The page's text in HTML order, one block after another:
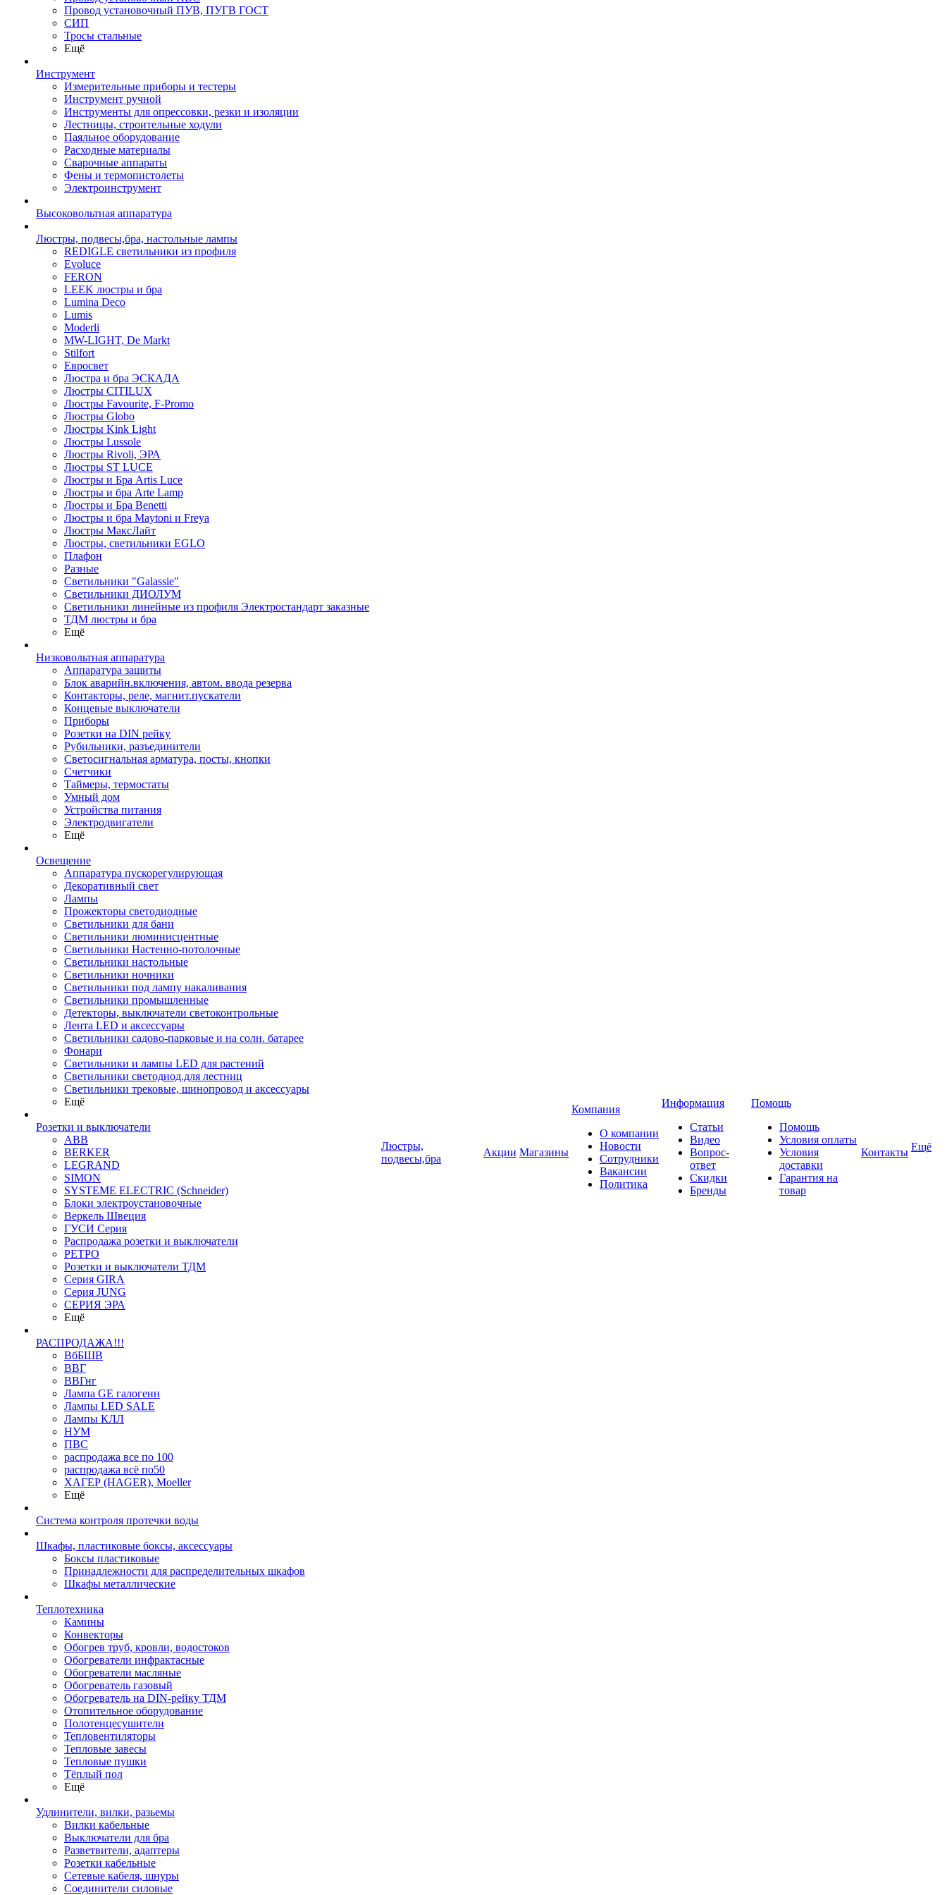
Провод установочный ПУВ, ПУГВ ГОСТ
СИП
Тросы стальные
Ещё
Инструмент
Измерительные приборы и тестеры
Инструмент ручной
Инструменты для опрессовки, резки и изоляции
Лестницы, строительные ходули
Паяльное оборудование
Расходные материалы
Сварочные аппараты
Фены и термопистолеты
Электроинструмент
Высоковольтная аппаратура
Люстры, подвесы,бра, настольные лампы
REDIGLE светильники из профиля
Evoluce
FERON
LEEK люстры и бра
Lumina Deco
Lumis
Moderli
MW-LIGHT, De Markt
Stilfort
Евросвет
Люстра и бра ЭСКАДА
Люстры CITILUX
Люстры Favourite, F-Promo
Люстры Globo
Люстры Kink Light
Люстры Lussole
Люстры Rivoli, ЭРА
Люстры ST LUCE
Люстры и Бра Artis Luce
Люстры и бра Arte Lamp
Люстры и Бра Benetti
Люстры и бра Maytoni и Freya
Люстры МаксЛайт
Люстры, светильники EGLO
Плафон
Разные
Светильники "Galassie"
Светильники ДИОЛУМ
Светильники линейные из профиля Электростандарт заказные
ТДМ люстры и бра
Ещё
Низковольтная аппаратура
Аппаратура защиты
Блок аварийн.включения, автом. ввода резерва
Контакторы, реле, магнит.пускатели
Концевые выключатели
Приборы
Розетки на DIN рейку
Рубильники, разъединители
Светосигнальная арматура, посты, кнопки
Счетчики
Таймеры, термостаты
Умный дом
Устройства питания
Электродвигатели
Ещё
Освещение
Аппаратура пускорегулирующая
Декоративный свет
Лампы
Прожекторы светодиодные
Светильники для бани
Светильники люминисцентные
Светильники Настенно-потолочные
Светильники настольные
Светильники ночники
Светильники под лампу накаливания
Светильники промышленные
Детекторы, выключатели светоконтрольные
Лента LED и аксессуары
Светильники садово-парковые и на солн. батарее
Фонари
Светильники и лампы LED для растений
Светильники светодиод.для лестниц
Светильники трековые, шинопровод и аксессуары
Ещё
Розетки и выключатели
ABB
BERKER
LEGRAND
SIMON
SYSTEME ELECTRIC (Schneider)
Блоки электроустановочные
Веркель Швеция
ГУСИ Серия
Распродажа розетки и выключатели
РЕТРО
Розетки и выключатели ТДМ
Серия GIRA
Серия JUNG
СЕРИЯ ЭРА
Ещё
РАСПРОДАЖА!!!
ВбБШВ
ВВГ
ВВГнг
Лампа GE галогенн
Лампы LED SALE
Лампы КЛЛ
НУМ
ПВС
распродажа все по 100
распродажа всё по50
ХАГЕР (HAGER), Moeller
Ещё
Система контроля протечки воды
Шкафы, пластиковые боксы, аксессуары
Боксы пластиковые
Принадлежности для распределительных шкафов
Шкафы металлические
Теплотехника
Камины
Конвекторы
Обогрев труб, кровли, водостоков
Обогреватели инфрактасные
Обогреватели масляные
Обогреватель газовый
Обогреватель на DIN-рейку ТДМ
Отопительное оборудование
Полотенцесушители
Тепловентиляторы
Тепловые завесы
Тепловые пушки
Тёплый пол
Ещё
Удлинители, вилки, разьемы
Вилки кабельные
Выключатели для бра
Разветвители, адаптеры
Розетки кабельные
Сетевые кабеля, шнуры
Соединители силовые
Люстры,
подвесы,бра
Акции Магазины
Компания
О компании
Новости
Сотрудники
Вакансии
Политика
Информация
Статьи
Видео
Вопрос-
ответ
Скидки
Бренды
Помощь
Помощь
Условия оплаты
Условия
доставки
Гарантия на
товар
Контакты Ещё